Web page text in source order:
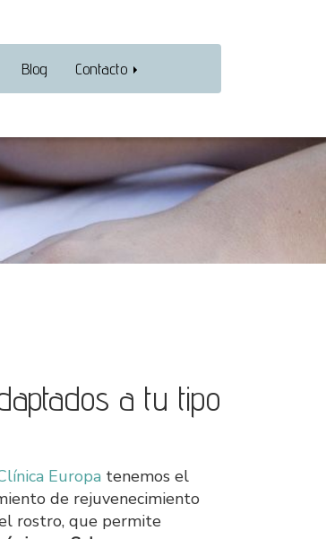
Blog Contacto
a tu tipo
Europa tenemos el
de rejuvenecimiento
rostro, que permite